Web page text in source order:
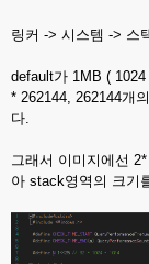
링커 -> 시스템 -> 스
default가 1MB (
* 262144, 262144개
다.
그래서 이미지에선
아 stack영역의 크기